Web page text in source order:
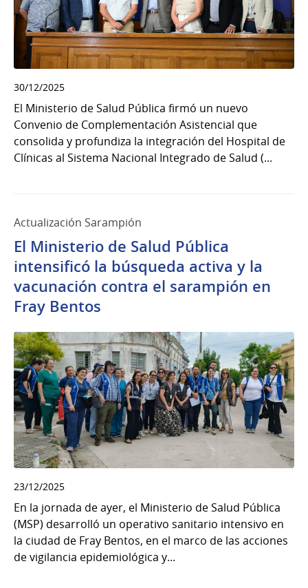
30/12/2025
El Ministerio de Salud Pública firmó un nuevo
Convenio de Complementación Asistencial que
consolida y profundiza la integración del Hospital de
Clínicas al Sistema Nacional Integrado de Salud (...
Actualización Sarampión
El Ministerio de Salud Pública
intensificó la búsqueda activa y la
vacunación contra el sarampión en
Fray Bentos
23/12/2025
En la jornada de ayer, el Ministerio de Salud Pública
(MSP) desarrolló un operativo sanitario intensivo en
la ciudad de Fray Bentos, en el marco de las acciones
de vigilancia epidemiológica y...